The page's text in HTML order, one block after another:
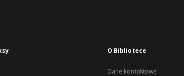
O Bibliotece
Dane kontaktowe